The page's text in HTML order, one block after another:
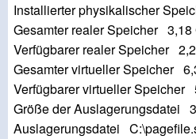
Installierter physikalischer
Gesamter realer Speicher 3,18
Verfügbarer realer Speicher
Gesamter virtueller Speicher
Verfügbarer virtueller Speicher
Größe der Auslagerungsdatei
Auslagerungsdatei